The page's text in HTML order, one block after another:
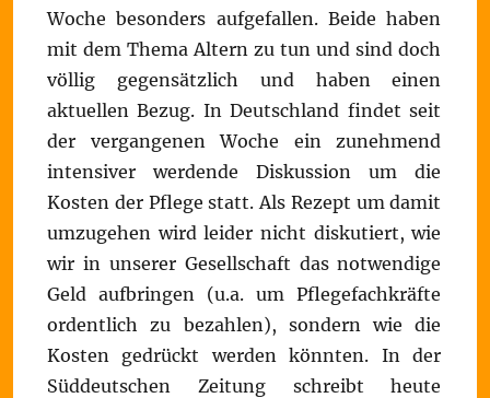
Woche besonders aufgefallen. Beide haben
mit dem Thema Altern zu tun und sind doch
völlig gegensätzlich und haben einen
aktuellen Bezug. In Deutschland findet seit
der vergangenen Woche ein zunehmend
intensiver werdende Diskussion um die
Kosten der Pflege statt. Als Rezept um damit
umzugehen wird leider nicht diskutiert, wie
wir in unserer Gesellschaft das notwendige
Geld aufbringen (u.a. um Pflegefachkräfte
ordentlich zu bezahlen), sondern wie die
Kosten gedrückt werden könnten. In der
Süddeutschen Zeitung schreibt heute